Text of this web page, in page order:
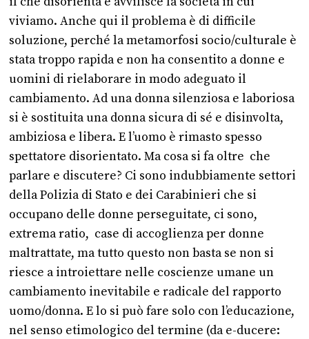
viviamo. Anche qui il problema è di difficile
soluzione, perché la metamorfosi socio/culturale è
stata troppo rapida e non ha consentito a donne e
uomini di rielaborare in modo adeguato il
cambiamento. Ad una donna silenziosa e laboriosa
si è sostituita una donna sicura di sé e disinvolta,
ambiziosa e libera. E l’uomo è rimasto spesso
spettatore disorientato. Ma cosa si fa oltre che
parlare e discutere? Ci sono indubbiamente settori
della Polizia di Stato e dei Carabinieri che si
occupano delle donne perseguitate, ci sono,
extrema ratio, case di accoglienza per donne
maltrattate, ma tutto questo non basta se non si
riesce a introiettare nelle coscienze umane un
cambiamento inevitabile e radicale del rapporto
uomo/donna. E lo si può fare solo con l’educazione,
nel senso etimologico del termine (da e-ducere: